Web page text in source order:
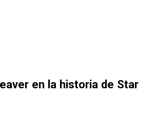
en la historia de Star